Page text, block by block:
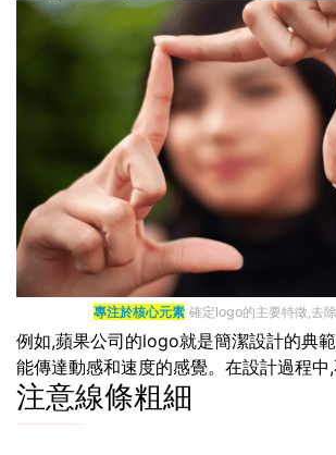
專注於核心元素 確定logo的主要特徵,去
例如,蘋果公司的logo就是簡潔設計的典
能傳達動感和速度的感覺。在設計過程
注意線條粗細